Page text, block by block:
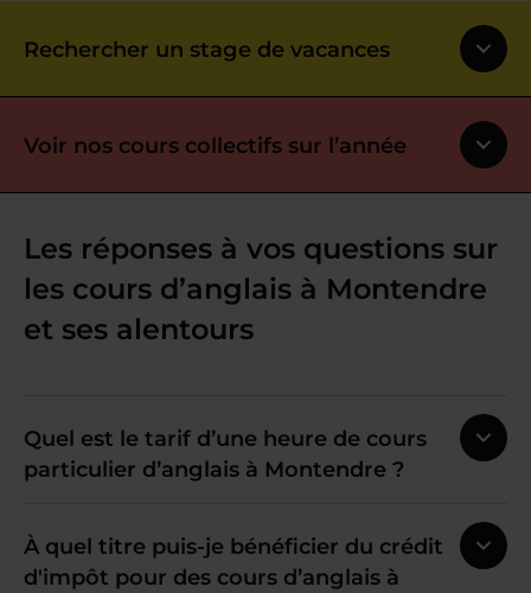
Rechercher un stage de vacances
Voir nos cours collectifs sur l’année
Les réponses à vos questions sur
les cours d’anglais à Montendre
et ses alentours
Quel est le tarif d’une heure de cours
particulier d’anglais à Montendre ?
À quel titre puis-je bénéficier du crédit
d'impôt pour des cours d’anglais à